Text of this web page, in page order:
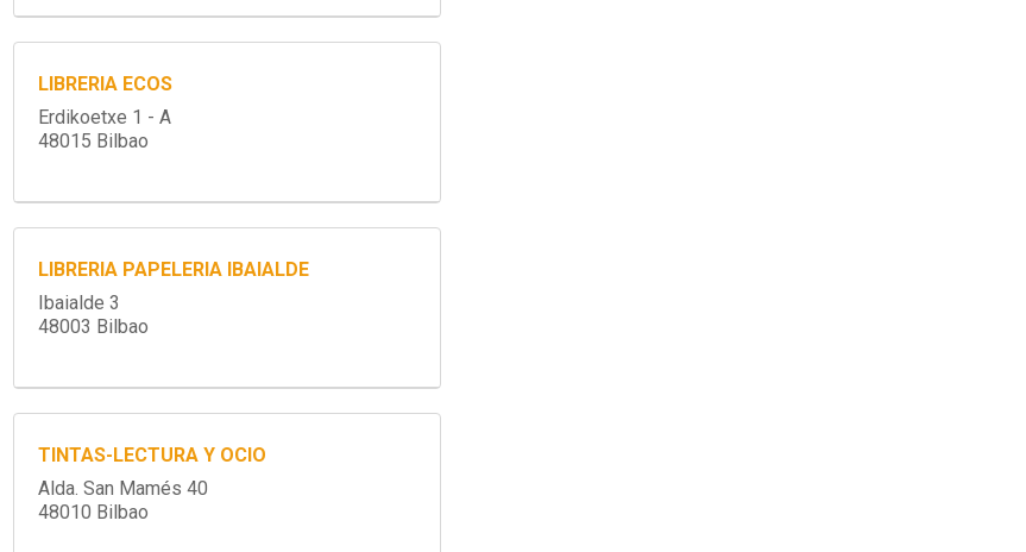
LIBRERIA ECOS
Erdikoetxe 1 - A
48015 Bilbao
LIBRERIA PAPELERIA IBAIALDE
Ibaialde 3
48003 Bilbao
TINTAS-LECTURA Y OCIO
Alda. San Mamés 40
48010 Bilbao